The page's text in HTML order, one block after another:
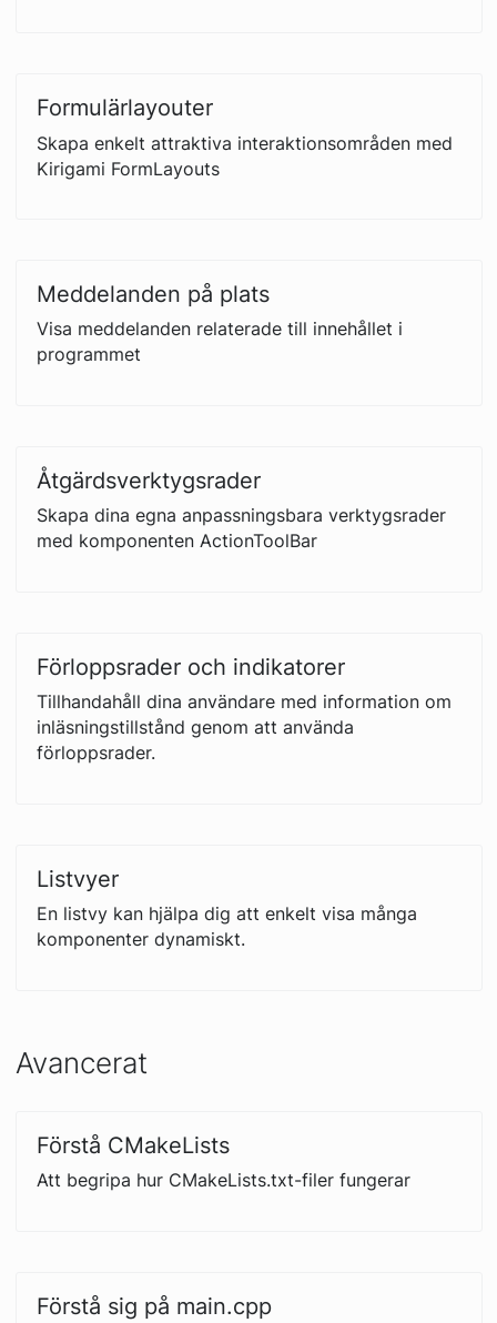
Formulärlayouter
Skapa enkelt attraktiva interaktionsområden med
Kirigami FormLayouts
Meddelanden på plats
Visa meddelanden relaterade till innehållet i
programmet
Åtgärdsverktygsrader
Skapa dina egna anpassningsbara verktygsrader
med komponenten ActionToolBar
Förloppsrader och indikatorer
Tillhandahåll dina användare med information om
inläsningstillstånd genom att använda
förloppsrader.
Listvyer
En listvy kan hjälpa dig att enkelt visa många
komponenter dynamiskt.
Avancerat
Förstå CMakeLists
Att begripa hur CMakeLists.txt-filer fungerar
Förstå sig på main.cpp